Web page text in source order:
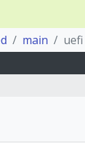
main
uefi